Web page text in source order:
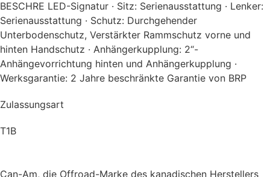
BESCHRE LED-Signatur · Sitz: Serienausstattung · Lenker:
Serienausstattung · Schutz: Durchgehender
Unterbodenschutz, Verstärkter Rammschutz vorne und
hinten Handschutz · Anhängerkupplung: 2“-
Anhängevorrichtung hinten und Anhängerkupplung ·
Werksgarantie: 2 Jahre beschränkte Garantie von BRP
Zulassungsart
T1B
Can-Am, die Offroad-Marke des kanadischen Herstellers